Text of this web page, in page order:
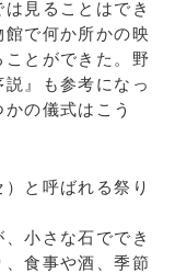
見ることはでき
で何か所かの映
とができた。野
』も参考になっ
の儀式はこう
と呼ばれる祭り
小さな石ででき
食事や酒、季節